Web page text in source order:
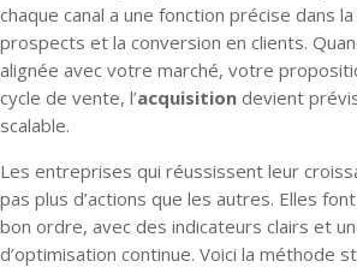
chaque canal a une fonction précise dans
prospects et la conversion en clients.
alignée avec votre marché, votre
cycle de vente, l’acquisition devient
scalable.
Les entreprises qui réussissent leur
pas plus d’actions que les autres. Elles
bon ordre, avec des indicateurs clairs et
d’optimisation continue. Voici la méthode